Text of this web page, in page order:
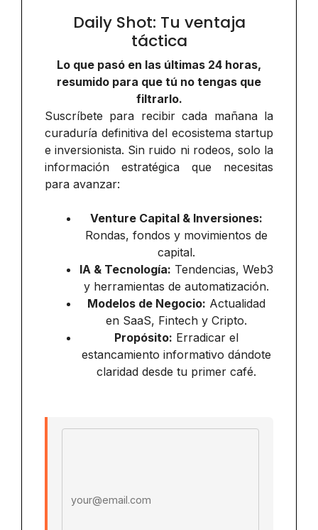
Daily Shot: Tu ventaja
táctica
Lo que pasó en las últimas 24 horas,
resumido para que tú no tengas que
filtrarlo.
Suscríbete para recibir cada mañana la
curaduría definitiva del ecosistema startup
e inversionista. Sin ruido ni rodeos, solo la
información estratégica que necesitas
para avanzar:
Venture Capital & Inversiones:
Rondas, fondos y movimientos de
capital.
IA & Tecnología: Tendencias, Web3
y herramientas de automatización.
Modelos de Negocio: Actualidad
en SaaS, Fintech y Cripto.
Propósito: Erradicar el
estancamiento informativo dándote
claridad desde tu primer café.